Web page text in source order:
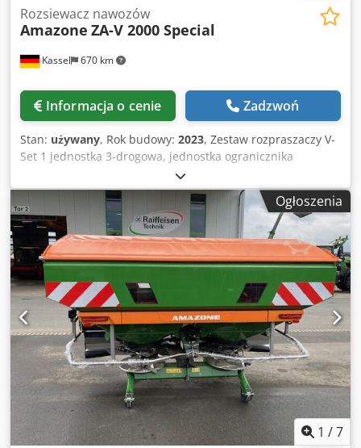
Kassel 670 km
Rozsiewacz nawozów
Amazone ZA-V 2000 Special
Informacja o cenie Zadzwoń
Stan: używany, Rok budowy: 2023, Zestaw rozpraszaczy V-
Set 1 jednostka 3-drogowa, jednostka ogranicznika
rozrzutu Limiter V / pałąk ochronny rur S, urządzenie
toczne wtykowe, mechanizm rozrzucający ZA-V, nadstawka
zbiornika S / wał przegubowy 2000 z sprzęgłem ciernym,
elementy montażowe do urządzeń podstawowych ZA,
błotnik S / oświetlenie LED Csdpfx Anjt Dwh Rsmoha
Ogłoszenia
1 /7